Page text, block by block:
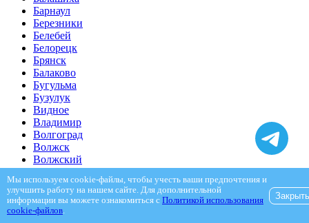
Барнаул
Березники
Белебей
Белорецк
Брянск
Балаково
Бугульма
Бузулук
Видное
Владимир
Волгоград
Волжск
Волжский
Вологда
Воскресенск
Воткинск
Воронеж
Мы используем cookie-файлы, чтобы учесть ваши предпочтения и
улучшить работу на нашем сайте. Для дополнительной
информации вы можете ознакомиться с Политикой использования
cookie-файлов.
Закрыть